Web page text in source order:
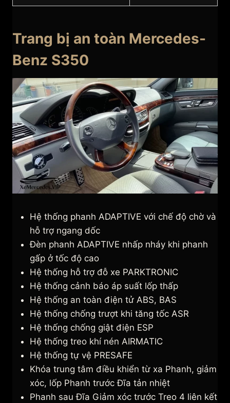
Trang bị an toàn Mercedes-
Benz S350
Hệ thống phanh ADAPTIVE với chế độ chờ và
hỗ trợ ngang dốc
Đèn phanh ADAPTIVE nhấp nháy khi phanh
gấp ở tốc độ cao
Hệ thống hỗ trợ đỗ xe PARKTRONIC
Hệ thống cảnh báo áp suất lốp thấp
Hệ thống an toàn điện tử ABS, BAS
Hệ thống chống trượt khi tăng tốc ASR
Hệ thống chống giật điện ESP
Hệ thống treo khí nén AIRMATIC
Hệ thống tự vệ PRESAFE
Khóa trung tâm điều khiển từ xa Phanh, giảm
xóc, lốp Phanh trước Đĩa tản nhiệt
Phanh sau Đĩa Giảm xóc trước Treo 4 liên kết